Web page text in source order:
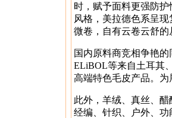
时，赋予面料更强防
风格，美拉德色系呈
微卷，自有云卷云舒
国内原料商竞相争艳
ELiBOL等来自土耳其
高端特色毛皮产品。
此外，羊绒、真丝、
经编、针织、户外、